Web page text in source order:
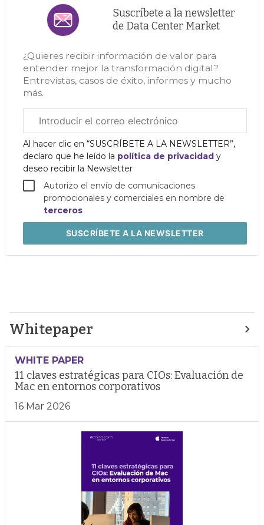
Suscríbete a la newsletter
de Data Center Market
¿Quieres recibir información de valor para
entender mejor la transformación digital?
Entrevistas, casos de éxito, informes y mucho
más.
electrónico
corporativo
Al hacer clic en “SUSCRÍBETE A LA NEWSLETTER”,
declaro que he leído la política de privacidad y
deseo recibir la Newsletter
Autorizo el envío de comunicaciones
promocionales y comerciales en nombre de
terceros
SUSCRÍBETEA LA NEWSLETTER
Whitepaper
WHITE PAPER
11 claves estratégicas para CIOs: Evaluación de
Mac en entornos corporativos
16 Mar 2026